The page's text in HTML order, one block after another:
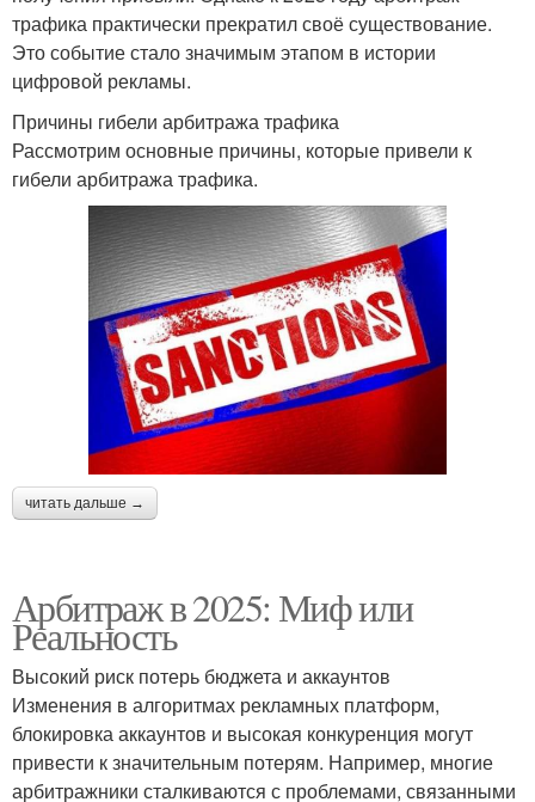
трафика практически прекратил своё существование.
Это событие стало значимым этапом в истории
цифровой рекламы.
Причины гибели арбитража трафика
Рассмотрим основные причины, которые привели к
гибели арбитража трафика.
читать дальше →
Арбитраж в 2025: Миф или
Реальность
Высокий риск потерь бюджета и аккаунтов
Изменения в алгоритмах рекламных платформ,
блокировка аккаунтов и высокая конкуренция могут
привести к значительным потерям. Например, многие
арбитражники сталкиваются с проблемами, связанными